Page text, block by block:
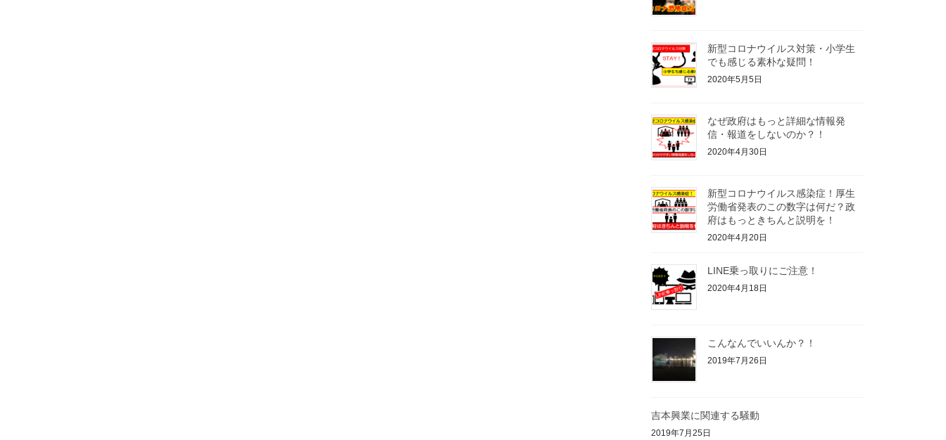
新型コロナウイルス対策・小学生
でも感じる素朴な疑問！
2020年5月5日
なぜ政府はもっと詳細な情報発
信・報道をしないのか？！
2020年4月30日
新型コロナウイルス感染症！厚生
労働省発表のこの数字は何だ？政
府はもっときちんと説明を！
2020年4月20日
LINE乗っ取りにご注意！
2020年4月18日
こんなんでいいんか？！
2019年7月26日
吉本興業に関連する騒動
2019年7月25日